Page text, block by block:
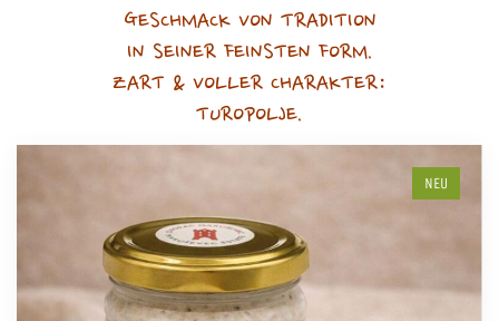
GESCHMACK VON TRADITION
IN SEINER FEINSTEN FORM.
ZART & VOLLER CHARAKTER:
TUROPOLJE.
NEU